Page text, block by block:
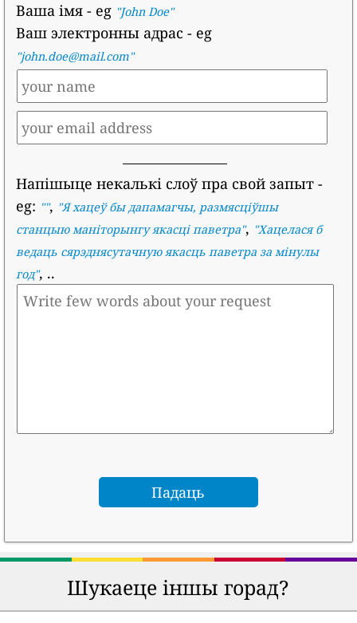
Ваша імя - eg "John Doe"
Ваш электронны адрас - eg
"john.doe@mail.com"
Напішыце некалькі слоў пра свой запыт -
eg: "", "Я хацеў бы дапамагчы, размясціўшы
станцыю маніторынгу якасці паветра", "Хацелася б
ведаць сярэднясутачную якасць паветра за мінулы
год", ..
Шукаеце іншы горад?